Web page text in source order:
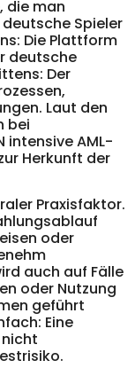
die man
Spieler
Die Plattform
deutsche
Der
Laut den
bei
intensive AML-
Herkunft der
Praxisfaktor.
oder
auch auf Fälle
oder Nutzung
geführt
Eine